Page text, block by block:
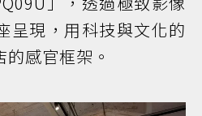
呈現，用科技與文化的
感官框架。